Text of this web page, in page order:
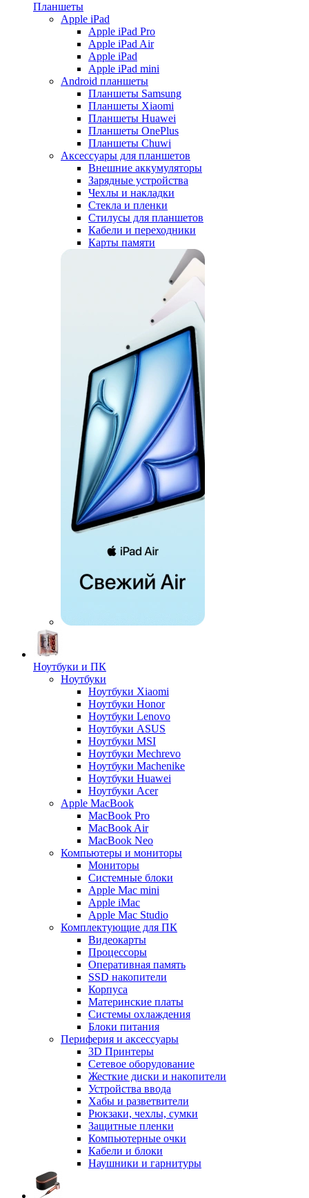
Планшеты
Apple iPad
Apple iPad Pro
Apple iPad Air
Apple iPad
Apple iPad mini
Android планшеты
Планшеты Samsung
Планшеты Xiaomi
Планшеты Huawei
Планшеты OnePlus
Планшеты Chuwi
Аксессуары для планшетов
Внешние аккумуляторы
Зарядные устройства
Чехлы и накладки
Стекла и пленки
Стилусы для планшетов
Кабели и переходники
Карты памяти
Ноутбуки и ПК
Ноутбуки
Ноутбуки Xiaomi
Ноутбуки Honor
Ноутбуки Lenovo
Ноутбуки ASUS
Ноутбуки MSI
Ноутбуки Mechrevo
Ноутбуки Machenike
Ноутбуки Huawei
Ноутбуки Acer
Apple MacBook
MacBook Pro
MacBook Air
MacBook Neo
Компьютеры и мониторы
Мониторы
Системные блоки
Apple Mac mini
Apple iMac
Apple Mac Studio
Комплектующие для ПК
Видеокарты
Процессоры
Оперативная память
SSD накопители
Корпуса
Материнские платы
Системы охлаждения
Блоки питания
Периферия и аксессуары
3D Принтеры
Сетевое оборудование
Жесткие диски и накопители
Устройства ввода
Хабы и разветвители
Рюкзаки, чехлы, сумки
Защитные пленки
Компьютерные очки
Кабели и блоки
Наушники и гарнитуры